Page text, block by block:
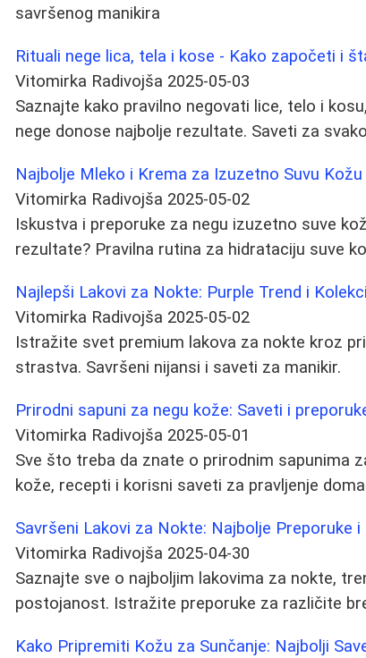
savršenog manikira
Rituali nege lica, tela i kose - Kako započeti i
Vitomirka Radivojša 2025-05-03
Saznajte kako pravilno negovati lice, telo i
nege donose najbolje rezultate. Saveti za
Najbolje Mleko i Krema za Izuzetno Suvu
Vitomirka Radivojša 2025-05-02
Iskustva i preporuke za negu izuzetno suve
rezultate? Pravilna rutina za hidrataciju suve
Najlepši Lakovi za Nokte: Purple Trend i
Vitomirka Radivojša 2025-05-02
Istražite svet premium lakova za nokte kroz
strastva. Savršeni nijansi i saveti za manikir.
Prirodni sapuni za negu kože: Saveti i
Vitomirka Radivojša 2025-05-01
Sve što treba da znate o prirodnim sapunima
kože, recepti i korisni saveti za pravljenje
Savršeni Lakovi za Nokte: Najbolje Preporuke i
Vitomirka Radivojša 2025-04-30
Saznajte sve o najboljim lakovima za nokte,
postojanost. Istražite preporuke za različite
Kako Pripremiti Kožu za Sunčanje: Najbolji